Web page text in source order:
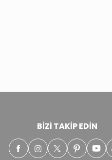
BIZI TAKIP EDIN